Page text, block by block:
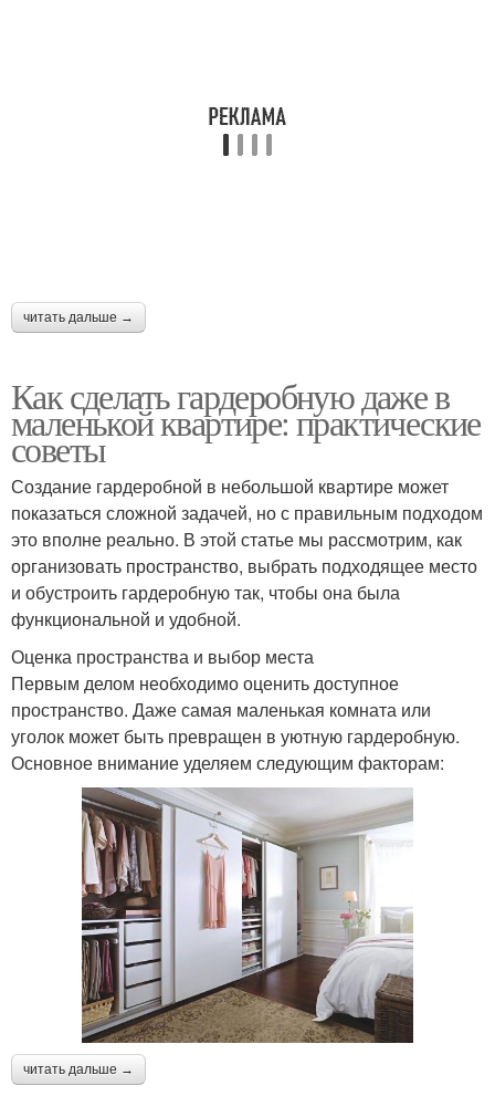
читать дальше →
Как сделать гардеробную даже в
маленькой квартире: практические
советы
Создание гардеробной в небольшой квартире может
показаться сложной задачей, но с правильным подходом
это вполне реально. В этой статье мы рассмотрим, как
организовать пространство, выбрать подходящее место
и обустроить гардеробную так, чтобы она была
функциональной и удобной.
Оценка пространства и выбор места
Первым делом необходимо оценить доступное
пространство. Даже самая маленькая комната или
уголок может быть превращен в уютную гардеробную.
Основное внимание уделяем следующим факторам:
читать дальше →